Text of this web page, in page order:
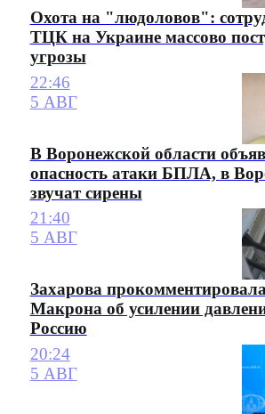
Охота на "людоловов":
ТЦК на Украине массово
угрозы
22:46
5 АВГ
В Воронежской области
опасность атаки БПЛА, в
звучат сирены
21:40
5 АВГ
Захарова
Макрона об усилении
Россию
20:24
5 АВГ